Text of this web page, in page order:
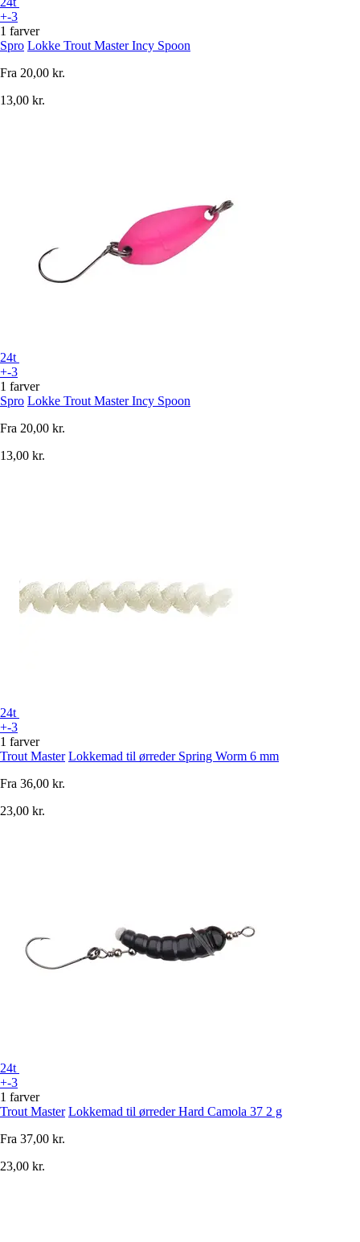
+-3
1 farver
Spro Lokke Trout Master Incy Spoon
Fra 20,00 kr.
13,00 kr.
24t
+-3
1 farver
Spro Lokke Trout Master Incy Spoon
Fra 20,00 kr.
13,00 kr.
24t
+-3
1 farver
Trout Master Lokkemad til ørreder Spring Worm 6 mm
Fra 36,00 kr.
23,00 kr.
24t
+-3
1 farver
Trout Master Lokkemad til ørreder Hard Camola 37 2 g
Fra 37,00 kr.
23,00 kr.